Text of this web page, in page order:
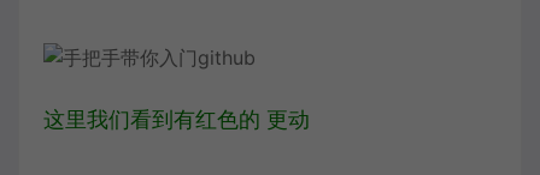
这里我们看到有红色的 更动